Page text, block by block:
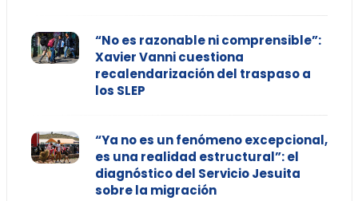
“No es razonable ni comprensible”:
Xavier Vanni cuestiona
recalendarización del traspaso a
los SLEP
“Ya no es un fenómeno excepcional,
es una realidad estructural”: el
diagnóstico del Servicio Jesuita
sobre la migración